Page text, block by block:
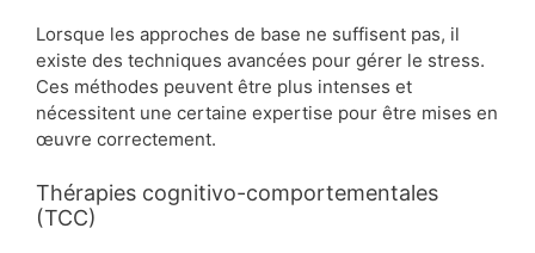
Lorsque les approches de base ne suffisent pas, il
existe des techniques avancées pour gérer le stress.
Ces méthodes peuvent être plus intenses et
nécessitent une certaine expertise pour être mises en
œuvre correctement.
Thérapies cognitivo-comportementales
(TCC)